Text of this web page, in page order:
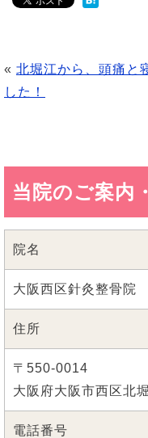
« 北堀江から、頭痛と
した！
当院のご案内
院名
大阪西区針灸整骨院
住所
〒550-0014
大阪府大阪市西区北
電話番号